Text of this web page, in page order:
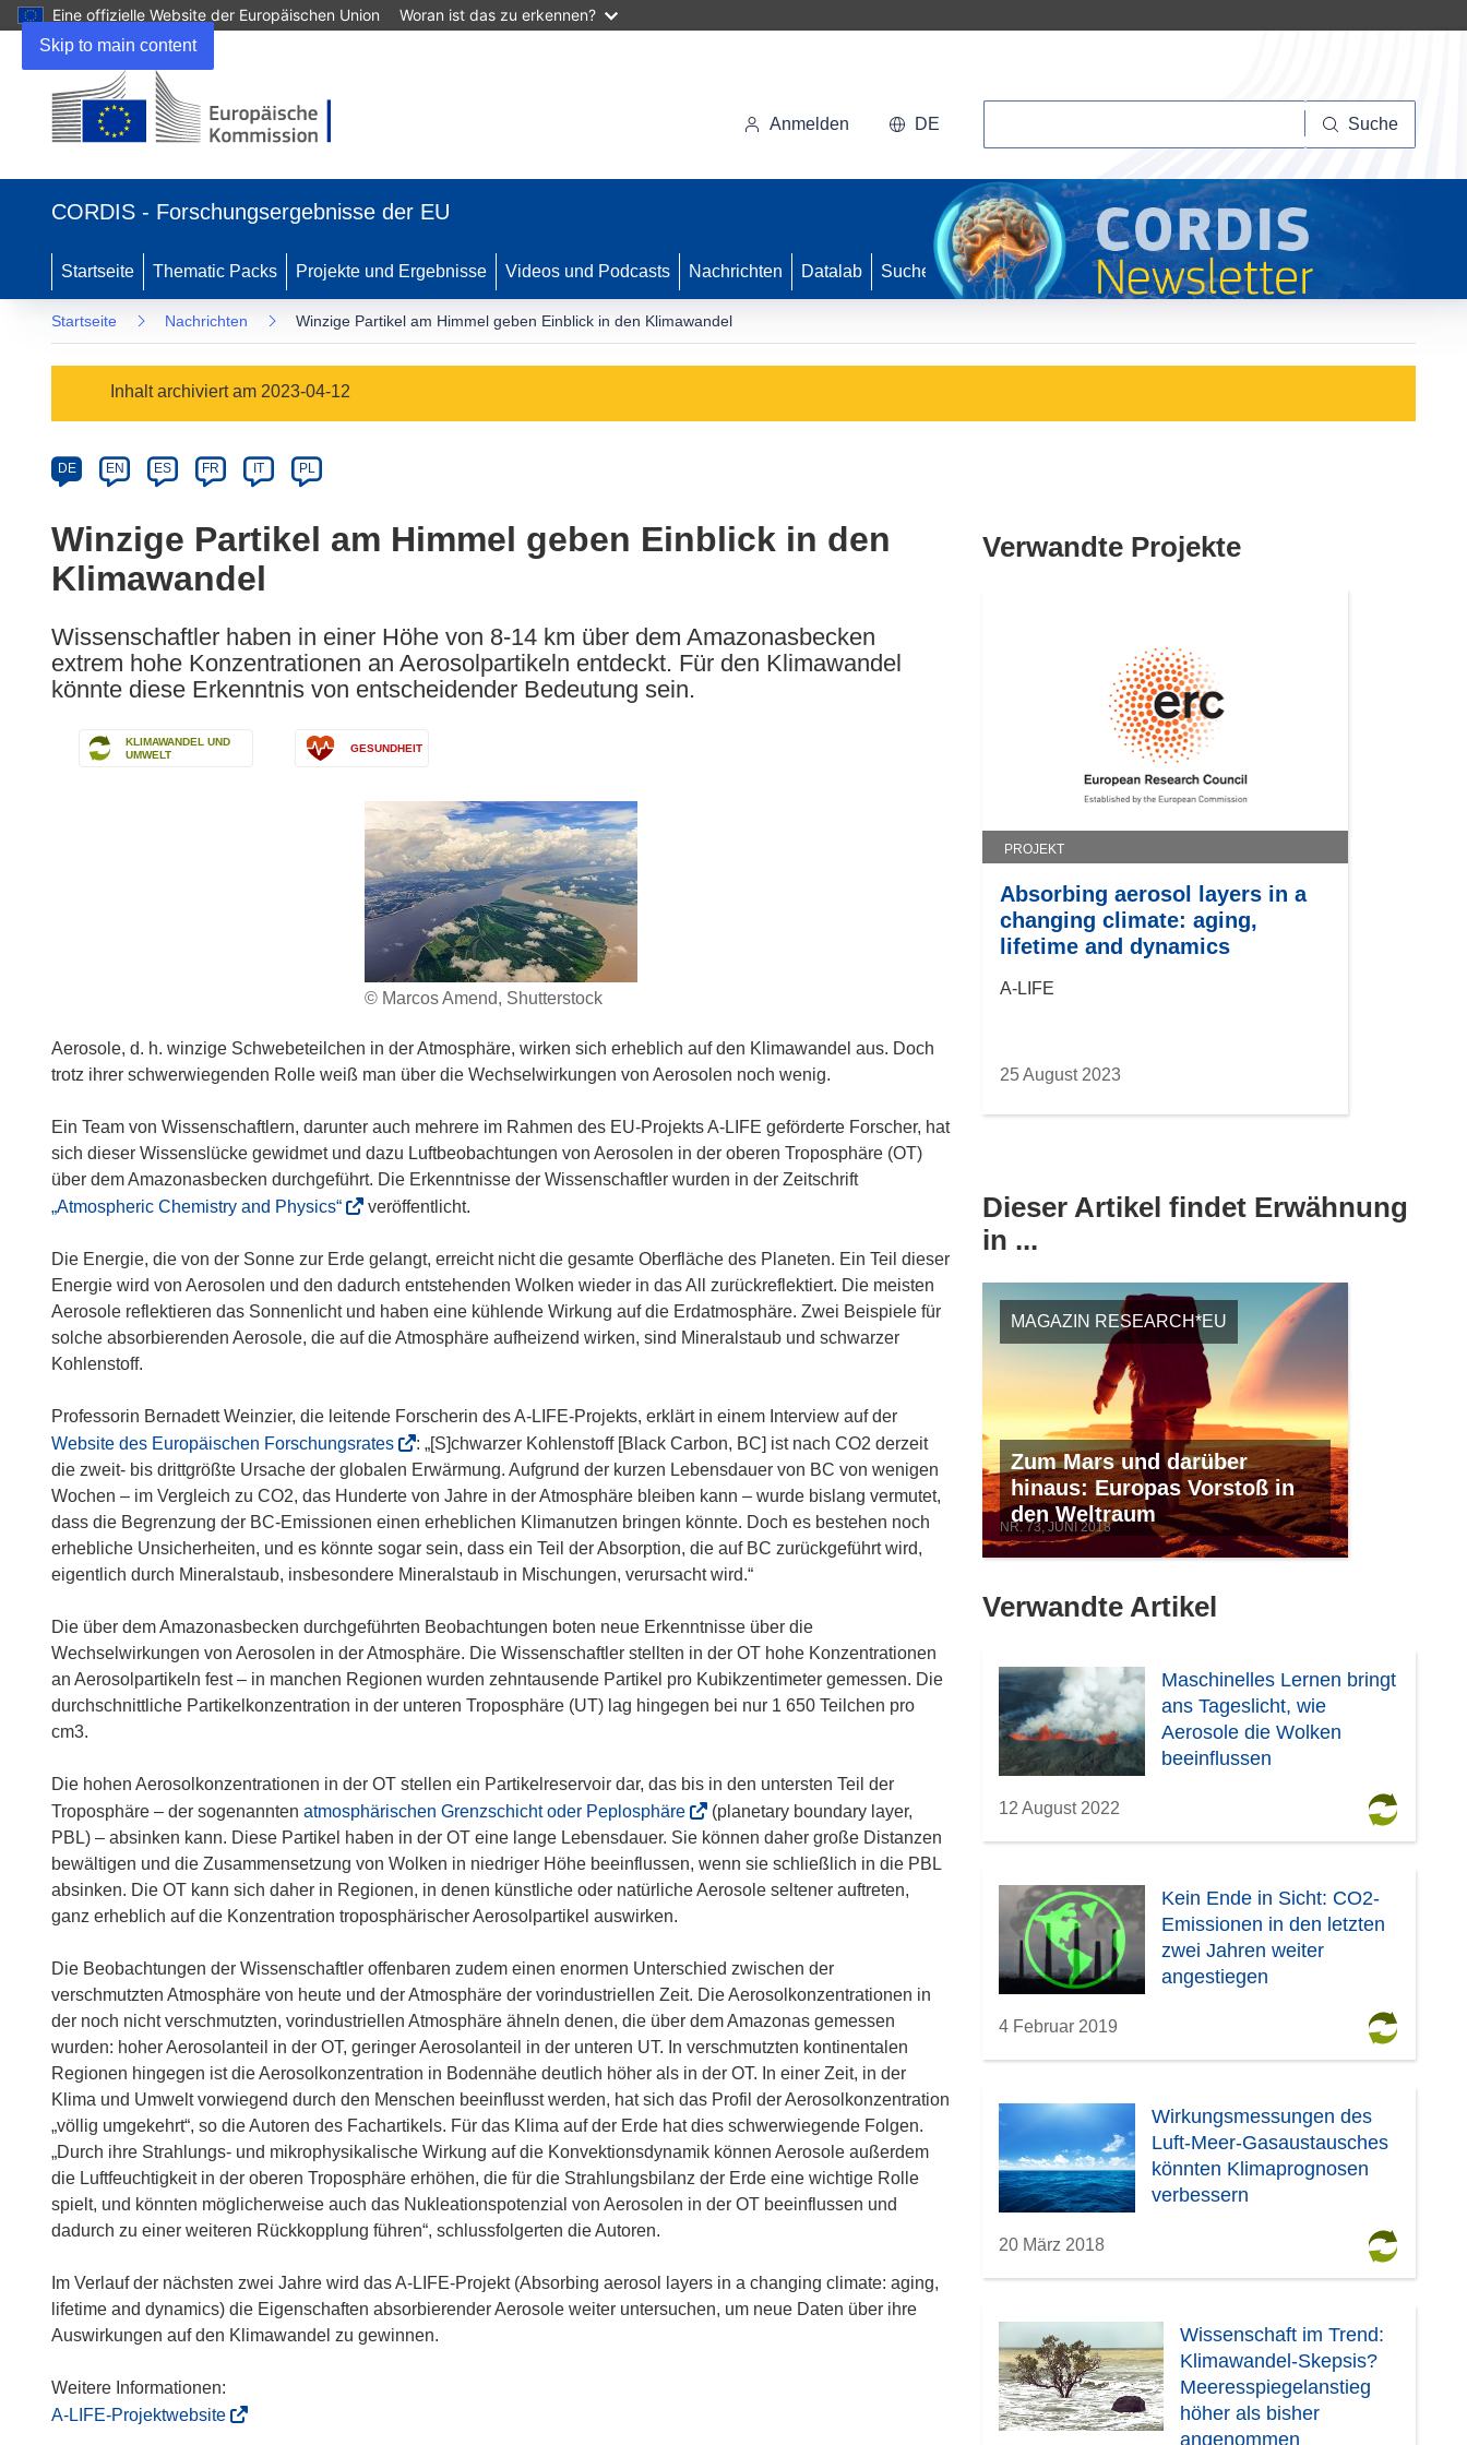
Skip to main content
Eine offizielle Website der Europäischen Union Woran ist das zu erkennen?
neuem
Anmelden DE Suche
CORDIS - Forschungsergebnisse der EU
Startseite Thematic Packs Projekte und Ergebnisse Videos und Podcasts Nachrichten Datalab Suche
Startseite Nachrichten Winzige Partikel am Himmel geben Einblick in den Klimawandel
Category
Inhalt archiviert am 2023-04-12
Article
available
the
following
languages:
DE EN ES FR IT PL
Winzige Partikel am Himmel geben Einblick in den
Klimawandel
Wissenschaftler haben in einer Höhe von 8-14 km über dem Amazonasbecken
extrem hohe Konzentrationen an Aerosolpartikeln entdeckt. Für den Klimawandel
könnte diese Erkenntnis von entscheidender Bedeutung sein.
KLIMAWANDEL UND
UMWELT
GESUNDHEIT
© Marcos Amend, Shutterstock
Aerosole, d. h. winzige Schwebeteilchen in der Atmosphäre, wirken sich erheblich auf den Klimawandel aus. Doch
trotz ihrer schwerwiegenden Rolle weiß man über die Wechselwirkungen von Aerosolen noch wenig.
Ein Team von Wissenschaftlern, darunter auch mehrere im Rahmen des EU-Projekts A-LIFE geförderte Forscher, hat
sich dieser Wissenslücke gewidmet und dazu Luftbeobachtungen von Aerosolen in der oberen Troposphäre (OT)
über dem Amazonasbecken durchgeführt. Die Erkenntnisse der Wissenschaftler wurden in der Zeitschrift
„Atmospheric Chemistry and Physics“(
f
f
n
e
n
n
e
u
e
m
F
n
s
e
veröffentlicht.
Die Energie, die von der Sonne zur Erde gelangt, erreicht nicht die gesamte Oberfläche des Planeten. Ein Teil dieser
Energie wird von Aerosolen und den dadurch entstehenden Wolken wieder in das All zurückreflektiert. Die meisten
Aerosole reflektieren das Sonnenlicht und haben eine kühlende Wirkung auf die Erdatmosphäre. Zwei Beispiele für
solche absorbierenden Aerosole, die auf die Atmosphäre aufheizend wirken, sind Mineralstaub und schwarzer
Kohlenstoff.
Professorin Bernadett Weinzier, die leitende Forscherin des A-LIFE-Projekts, erklärt in einem Interview auf der
Website des Europäischen Forschungsrates(
ö
f
f
n
e
i
n
n
e
m
F
e
n
s
t
r
)
: „[S]chwarzer Kohlenstoff [Black Carbon, BC] ist nach CO2 derzeit
die zweit- bis drittgrößte Ursache der globalen Erwärmung. Aufgrund der kurzen Lebensdauer von BC von wenigen
Wochen – im Vergleich zu CO2, das Hunderte von Jahre in der Atmosphäre bleiben kann – wurde bislang vermutet,
dass die Begrenzung der BC-Emissionen einen erheblichen Klimanutzen bringen könnte. Doch es bestehen noch
erhebliche Unsicherheiten, und es könnte sogar sein, dass ein Teil der Absorption, die auf BC zurückgeführt wird,
eigentlich durch Mineralstaub, insbesondere Mineralstaub in Mischungen, verursacht wird.“
Die über dem Amazonasbecken durchgeführten Beobachtungen boten neue Erkenntnisse über die
Wechselwirkungen von Aerosolen in der Atmosphäre. Die Wissenschaftler stellten in der OT hohe Konzentrationen
an Aerosolpartikeln fest – in manchen Regionen wurden zehntausende Partikel pro Kubikzentimeter gemessen. Die
durchschnittliche Partikelkonzentration in der unteren Troposphäre (UT) lag hingegen bei nur 1 650 Teilchen pro
cm3.
Die hohen Aerosolkonzentrationen in der OT stellen ein Partikelreservoir dar, das bis in den untersten Teil der
Troposphäre – der sogenannten atmosphärischen Grenzschicht oder Peplosphäre(
ö
f
f
t
i
n
n
e
u
e
m
F
e
t
e
(planetary boundary layer,
PBL) – absinken kann. Diese Partikel haben in der OT eine lange Lebensdauer. Sie können daher große Distanzen
bewältigen und die Zusammensetzung von Wolken in niedriger Höhe beeinflussen, wenn sie schließlich in die PBL
absinken. Die OT kann sich daher in Regionen, in denen künstliche oder natürliche Aerosole seltener auftreten,
ganz erheblich auf die Konzentration troposphärischer Aerosolpartikel auswirken.
Die Beobachtungen der Wissenschaftler offenbaren zudem einen enormen Unterschied zwischen der
verschmutzten Atmosphäre von heute und der Atmosphäre der vorindustriellen Zeit. Die Aerosolkonzentrationen in
der noch nicht verschmutzten, vorindustriellen Atmosphäre ähneln denen, die über dem Amazonas gemessen
wurden: hoher Aerosolanteil in der OT, geringer Aerosolanteil in der unteren UT. In verschmutzten kontinentalen
Regionen hingegen ist die Aerosolkonzentration in Bodennähe deutlich höher als in der OT. In einer Zeit, in der
Klima und Umwelt vorwiegend durch den Menschen beeinflusst werden, hat sich das Profil der Aerosolkonzentration
„völlig umgekehrt“, so die Autoren des Fachartikels. Für das Klima auf der Erde hat dies schwerwiegende Folgen.
„Durch ihre Strahlungs- und mikrophysikalische Wirkung auf die Konvektionsdynamik können Aerosole außerdem
die Luftfeuchtigkeit in der oberen Troposphäre erhöhen, die für die Strahlungsbilanz der Erde eine wichtige Rolle
spielt, und könnten möglicherweise auch das Nukleationspotenzial von Aerosolen in der OT beeinflussen und
dadurch zu einer weiteren Rückkopplung führen“, schlussfolgerten die Autoren.
Im Verlauf der nächsten zwei Jahre wird das A-LIFE-Projekt (Absorbing aerosol layers in a changing climate: aging,
lifetime and dynamics) die Eigenschaften absorbierender Aerosole weiter untersuchen, um neue Daten über ihre
Auswirkungen auf den Klimawandel zu gewinnen.
A-LIFE-Projektwebsite(
Verwandte Projekte
PROJEKT
Absorbing aerosol layers in a
changing climate: aging,
lifetime and dynamics
A-LIFE
25 August 2023
Dieser Artikel findet Erwähnung
in ...
MAGAZIN RESEARCH*EU
Zum Mars und darüber
hinaus: Europas Vorstoß in
den Weltraum
NR. 73, JUNI 2018
Verwandte Artikel
Maschinelles Lernen bringt
ans Tageslicht, wie
Aerosole die Wolken
beeinflussen
12 August 2022
Kein Ende in Sicht: CO2-
Emissionen in den letzten
zwei Jahren weiter
angestiegen
4 Februar 2019
Wirkungsmessungen des
Luft-Meer-Gasaustausches
könnten Klimaprognosen
verbessern
20 März 2018
Wissenschaft im Trend:
Klimawandel-Skepsis?
Meeresspiegelanstieg
höher als bisher
angenommen